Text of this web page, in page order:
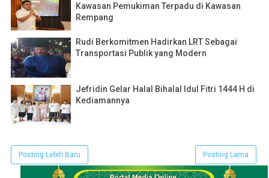
Kawasan Pemukiman Terpadu di Kawasan
Rempang
Rudi Berkomitmen Hadirkan LRT Sebagai
Transportasi Publik yang Modern
Jefridin Gelar Halal Bihalal Idul Fitri 1444 H di
Kediamannya
Posting Lebih Baru Posting Lama